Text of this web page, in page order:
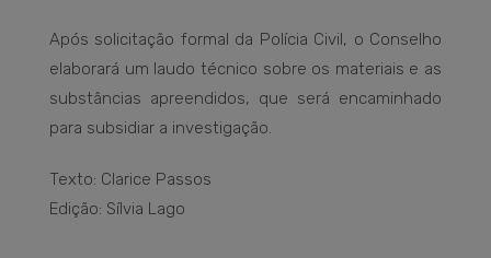
Após solicitação formal da Polícia Civil, o Conselho
elaborará um laudo técnico sobre os materiais e as
substâncias apreendidos, que será encaminhado
para subsidiar a investigação.
Texto: Clarice Passos
Edição: Sílvia Lago